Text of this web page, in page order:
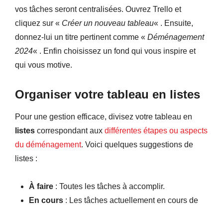
vos tâches seront centralisées. Ouvrez Trello et
cliquez sur « Créer un nouveau tableau« . Ensuite,
donnez-lui un titre pertinent comme « Déménagement
2024« . Enfin choisissez un fond qui vous inspire et
qui vous motive.
Organiser votre tableau en listes
Pour une gestion efficace, divisez votre tableau en
listes correspondant aux différentes étapes ou aspects
du déménagement. Voici quelques suggestions de
listes :
À faire : Toutes les tâches à accomplir.
En cours : Les tâches actuellement en cours de